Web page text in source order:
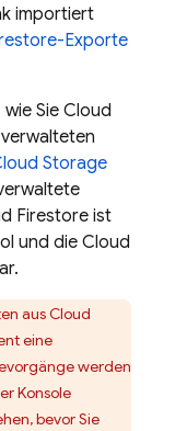
importiert
-Exporte
Sie Cloud
Storage
Firestore ist
und die Cloud
ausCloud
eine
werden
Konsole
bevor Sie